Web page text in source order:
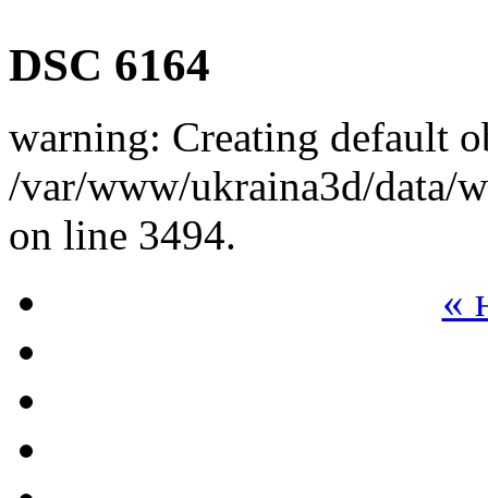
DSC 6164
warning: Creating default
/var/www/ukraina3d/data/
on line 3494.
«